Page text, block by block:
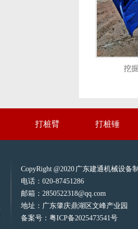
挖
打桩臂 打桩锤
CopyRight @2020 广东建通机械设
电话：020-87451286
邮箱：2850522318@qq.com
地址：广东肇庆鼎湖区文峰产业园
备案号： 粤ICP备2025473541号